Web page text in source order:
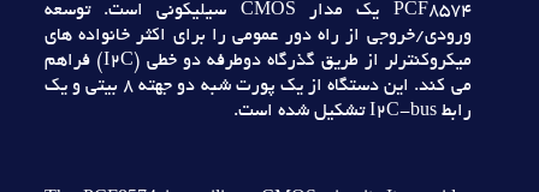
PCF8574 يک مدار CMOS سيليکوني است. توسعه
ورودي/خروجي از راه دور عمومي را براي اکثر خانواده هاي
ميکروکنترلر از طريق گذرگاه دوطرفه دو خطي (I2C) فراهم
مي کند. اين دستگاه از يک پورت شبه دو جهته 8 بيتي و يک
رابط I2C-bus تشکيل شده است.